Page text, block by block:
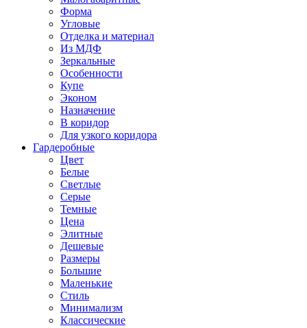
Форма
Угловые
Отделка и материал
Из МДФ
Зеркальные
Особенности
Купе
Эконом
Назначение
В коридор
Для узкого коридора
Гардеробные
Цвет
Белые
Светлые
Серые
Темные
Цена
Элитные
Дешевые
Размеры
Большие
Маленькие
Стиль
Минимализм
Классические